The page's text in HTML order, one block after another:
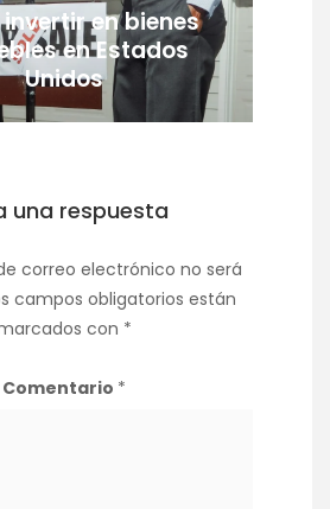
en bienes
en Estados
Unidos
una respuesta
correo electrónico no será
campos obligatorios están
con *
Comentario *